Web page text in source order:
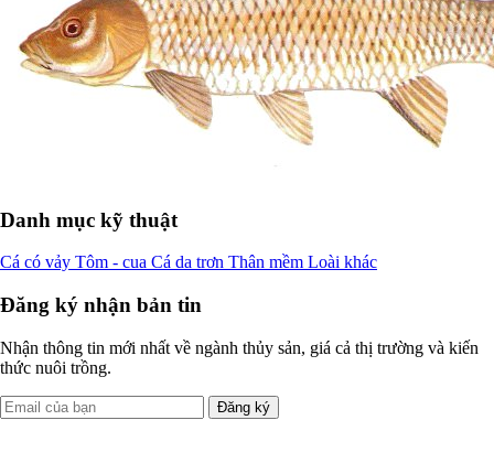
Danh mục kỹ thuật
Cá có vảy Tôm - cua Cá da trơn Thân mềm Loài khác
Đăng ký nhận bản tin
Nhận thông tin mới nhất về ngành thủy sản, giá cả thị trường và kiến
thức nuôi trồng.
Đăng ký